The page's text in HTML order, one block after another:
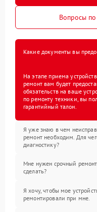
Вопросы по
Какие документы вы
На этапе приема
ремонт вам будет
обязательств на ваше
по ремонту техники, вы
гарантийный талон.
Я уже знаю в чем
ремонт необходим. Для
диагностику?
Мне нужен срочный
сделать?
Я хочу, чтобы мое
ремонтировали при мне.